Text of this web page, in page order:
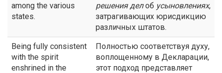
among the various
states.
решенияделоб усыновлениях,
затрагивающих юрисдикцию
различных штатов.
Being fully consistent
with the spirit
enshrined in the
Полностью соответствуя духу,
воплощенному в Декларации,
этот подход представляет